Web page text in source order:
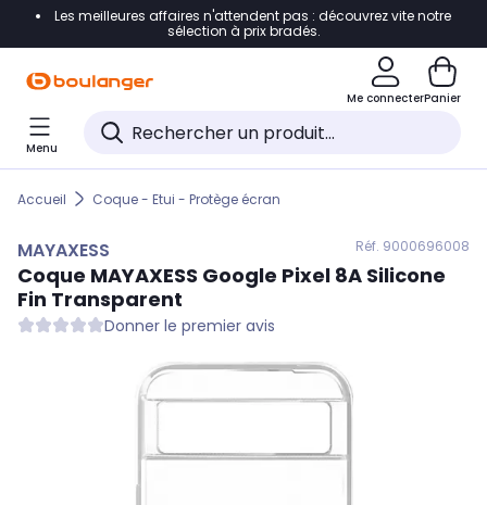
Accéder directement à la navigation
Accéder directement au pied de page
Accéder directement au chatbot
Les meilleures affaires n'attendent pas : découvrez vite notre
sélection à prix bradés.
Me connecterPanier
Menu
Accueil Coque - Etui - Protège écran
MAYAXESS Réf. 9000696008
Coque MAYAXESS Google Pixel 8A Silicone
Fin Transparent
Donner le premier avis